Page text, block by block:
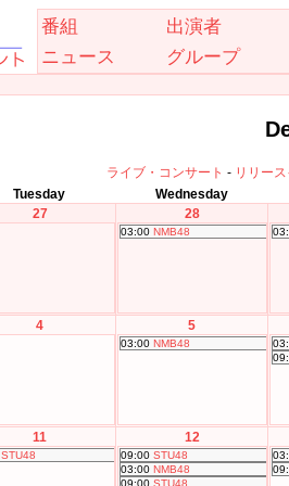
番組
出演者
ニュース
グループ
ライブ・コンサート - リリー
Tuesday
Wednesday
27 28
03:00 NMB48
4 5
03:00 NMB48
11
STU48
12
09:00 STU48
03:00 NMB48
09:00 STU48